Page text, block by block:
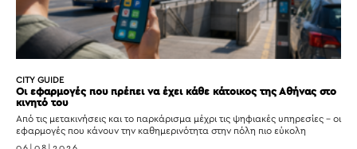
CITY GUIDE
Οι εφαρμογές που πρέπει να έχει κάθε κάτοικος της Αθήνας στο
κινητό του
Από τις μετακινήσεις και το παρκάρισμα μέχρι τις ψηφιακές υπηρεσίες – οι
εφαρμογές που κάνουν την καθημερινότητα στην πόλη πιο εύκολη